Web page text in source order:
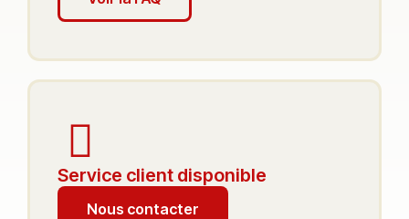
Service client disponible
Nous contacter